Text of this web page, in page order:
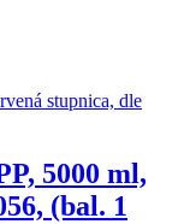
5000 ml,
(bal. 1